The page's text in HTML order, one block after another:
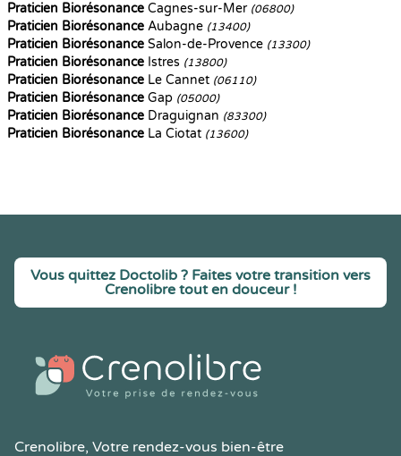
Praticien Biorésonance Cagnes-sur-Mer (06800)
Praticien Biorésonance Aubagne (13400)
Praticien Biorésonance Salon-de-Provence (13300)
Praticien Biorésonance Istres (13800)
Praticien Biorésonance Le Cannet (06110)
Praticien Biorésonance Gap (05000)
Praticien Biorésonance Draguignan (83300)
Praticien Biorésonance La Ciotat (13600)
Vous quittez Doctolib ? Faites votre transition vers
Crenolibre tout en douceur !
Crenolibre, Votre rendez-vous bien-être